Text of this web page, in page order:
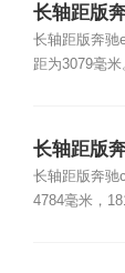
长轴距版
长轴距版奔驰
距为3079毫
长轴距版
长轴距版奔驰
4784毫米，